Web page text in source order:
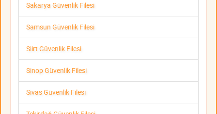
Sakarya Güvenlik Filesi
Samsun Güvenlik Filesi
Siirt Güvenlik Filesi
Sinop Güvenlik Filesi
Sivas Güvenlik Filesi